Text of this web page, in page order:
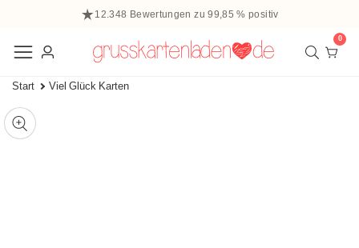
12.348 Bewertungen zu 99,85 % positiv
Einloggen
0
0
Start Viel Glück Karten
den
Mediengalerie